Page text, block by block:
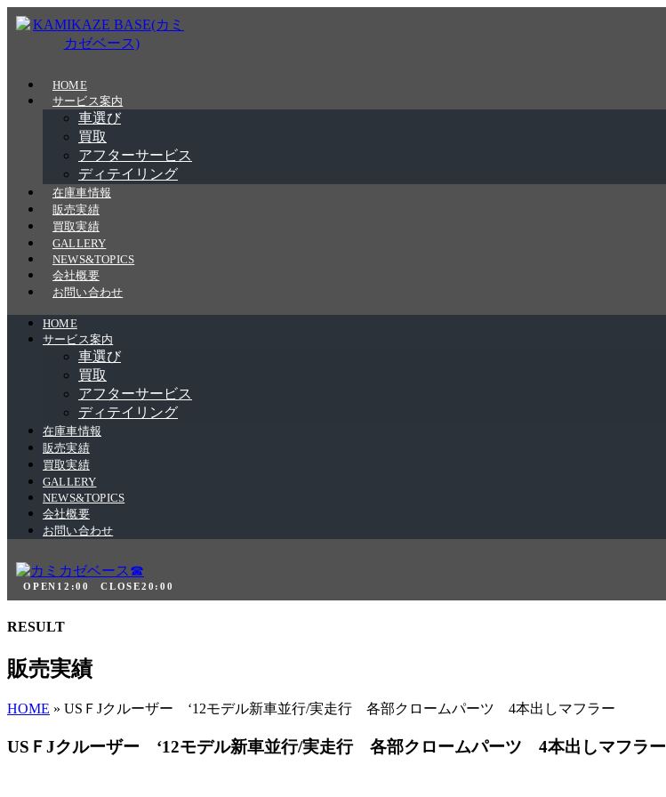
Skip
to
HOME
サービス案内
車選び
買取
アフターサービス
ディテイリング
在庫車情報
販売実績
買取実績
GALLERY
NEWS&TOPICS
会社概要
お問い合わせ
HOME
サービス案内
車選び
買取
アフターサービス
ディテイリング
在庫車情報
販売実績
買取実績
GALLERY
NEWS&TOPICS
会社概要
お問い合わせ
OPEN12:00 CLOSE20:00
RESULT
販売実績
HOME » USＦJクルーザー ‘12モデル新車並行/実走行 各部クロームパーツ 4本出しマフラー
USＦJクルーザー ‘12モデル新車並行/実走行 各部クロームパーツ 4本出しマフラー